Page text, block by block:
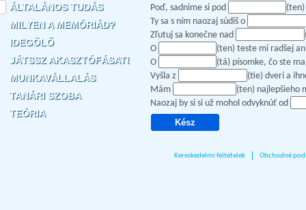
ÁLTALÁNOS TUDÁS
MILYEN A MEMÓRIÁD?
IDEGÖLŐ
JÁTSSZ AKASZTÓFÁSAT!
MUNKAVÁLLALÁS
TANÁRI SZOBA
TEÓRIA
Poď, sadnime si pod
Ty sa s ním naozaj súdiš o
Zľutuj sa konečne nad
O
(ten) teste mi radšej
O
(tá) písomke, čo ste
Vyšla z
(tie) dverí a
Mám
(ten) najlepšieho
Naozaj by si si už mohol odvyknúť od
Kereskedelmi feltételek Obchodné